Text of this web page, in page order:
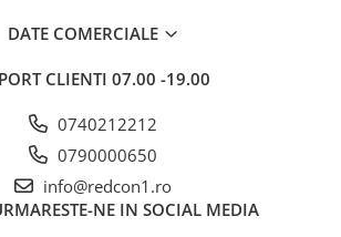
DATE COMERCIALE
CLIENTI 07.00 -19.00
0740212212
0790000650
info@redcon1.ro
NE IN SOCIAL MEDIA